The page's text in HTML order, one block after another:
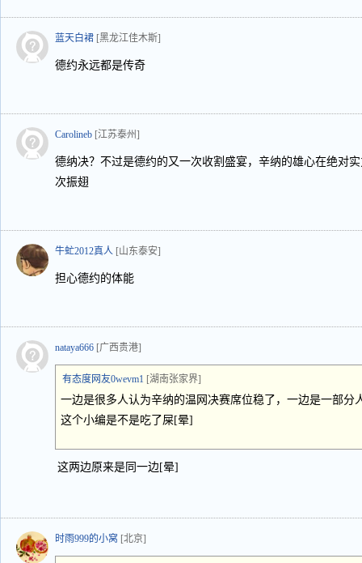
蓝天白裙 [黑龙江佳木斯]
德约永远都是传奇
Carolineb [江苏泰州]
德纳决？不过是德约的又一次收割盛宴，辛纳的雄心在绝对
次振翅
牛虻2012真人 [山东泰安]
担心德约的体能
nataya666 [广西贵港]
有态度网友0wevm1 [湖南张家界]
一边是很多人认为辛纳的温网决赛席位稳了，一边是一部分
这个小编是不是吃了屎[晕]
这两边原来是同一边[晕]
时雨999的小窝 [北京]